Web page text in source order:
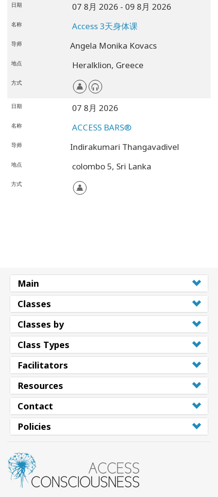
日期 07 8月 2026 - 09 8月 2026
名称 Access 3天身体课
导师 Angela Monika Kovacs
地点 Heralklion, Greece
方式
日期 07 8月 2026
名称 ACCESS BARS®
导师 Indirakumari Thangavadivel
地点 colombo 5, Sri Lanka
方式
Main
Classes
Classes by
Class Types
Facilitators
Resources
Contact
Policies